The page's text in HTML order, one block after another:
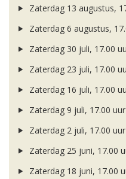
Zaterdag 13 augustus,
Zaterdag 6 augustus,
Zaterdag 30 juli, 17.00
Zaterdag 23 juli, 17.00
Zaterdag 16 juli, 17.00
Zaterdag 9 juli, 17.00 uur
Zaterdag 2 juli, 17.00 uur
Zaterdag 25 juni, 17.00
Zaterdag 18 juni, 17.00